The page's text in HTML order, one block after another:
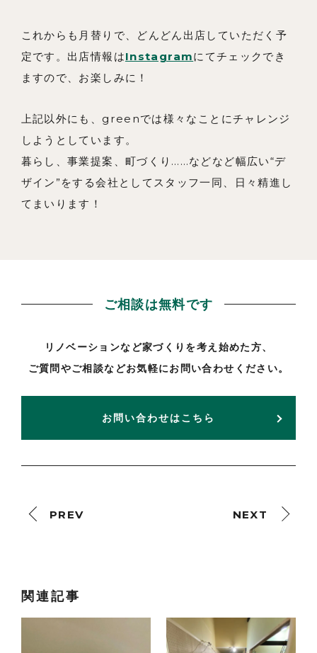
これからも月替りで、どんどん出店していただく予
定です。出店情報はInstagramにてチェックでき
ますので、お楽しみに！
上記以外にも、greenでは様々なことにチャレンジ
しようとしています。
暮らし、事業提案、町づくり……などなど幅広い“デ
ザイン”をする会社としてスタッフ一同、日々精進し
てまいります！
ご相談は無料です
リノベーションなど家づくりを考え始めた方、
ご質問やご相談などお気軽にお問い合わせください。
お問い合わせはこちら
PREV NEXT
関連記事